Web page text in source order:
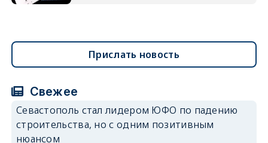
Прислать новость
Свежее
Севастополь стал лидером ЮФО по падению
строительства, но с одним позитивным
нюансом